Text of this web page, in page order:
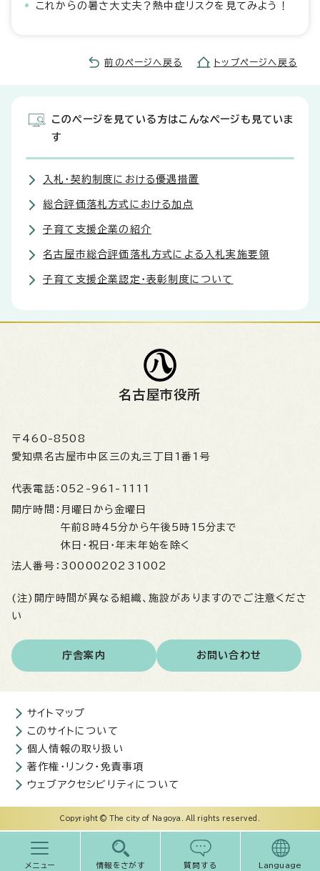
これからの暑さ大丈夫？熱中症リスクを見てみよう！
前のページへ戻る トップページへ戻る
メニュー 情報をさがす 質問する Language
このページを見ている方はこんなページも見ていま
す
入札・契約制度における優遇措置
総合評価落札方式における加点
子育て支援企業の紹介
名古屋市総合評価落札方式による入札実施要領
子育て支援企業認定・表彰制度について
名古屋市役所
〒460-8508
愛知県名古屋市中区三の丸三丁目1番1号
代表電話： 052-961-1111
開庁時間： 月曜日から金曜日
午前8時45分から午後5時15分まで
休日・祝日・年末年始を除く
法人番号： 3000020231002
(注)開庁時間が異なる組織、施設がありますのでご注意くださ
い
庁舎案内 お問い合わせ
サイトマップ
このサイトについて
個人情報の取り扱い
著作権・リンク・免責事項
ウェブアクセシビリティについて
Copyright © The city of Nagoya. All rights reserved.